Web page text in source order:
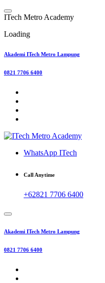
Skip
to
ITech Metro Academy
Loading
Akademi ITech Metro Lampung
0821 7706 6400
WhatsApp ITech
Call Anytime
+62821 7706 6400
Akademi ITech Metro Lampung
0821 7706 6400